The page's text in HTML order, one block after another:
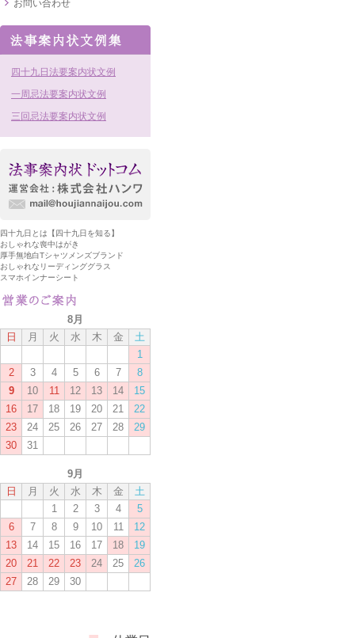
お問い合わせ
四十九日法要案内状文例
一周忌法要案内状文例
三回忌法要案内状文例
四十九日とは【四十九日を知る】
おしゃれな喪中はがき
厚手無地白Tシャツメンズブランド
おしゃれなリーディンググラス
スマホインナーシート